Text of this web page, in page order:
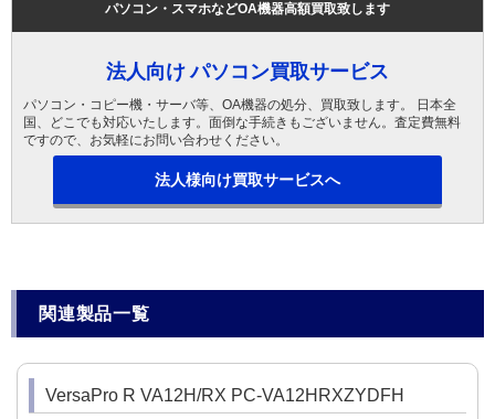
パソコン・スマホなどOA機器高額買取致します
法人向け パソコン買取サービス
パソコン・コピー機・サーバ等、OA機器の処分、買取致します。 日本全
国、どこでも対応いたします。面倒な手続きもございません。査定費無料
ですので、お気軽にお問い合わせください。
法人様向け買取サービスへ
関連製品一覧
VersaPro R VA12H/RX PC-VA12HRXZYDFH